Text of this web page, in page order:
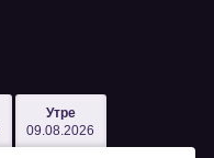
Утре
09.08.2026